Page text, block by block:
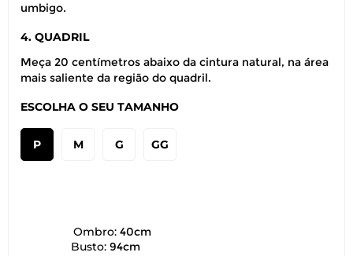
umbigo.
4. QUADRIL
Meça 20 centímetros abaixo da cintura natural, na área
mais saliente da região do quadril.
ESCOLHA O SEU TAMANHO
P M G GG
Ombro: 40cm
Busto: 94cm